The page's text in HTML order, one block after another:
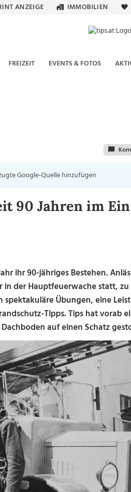
ANZEIGE IMMOBILIEN
FREIZEIT EVENTS & FOTOS
Google-Quelle hinzufügen
90 Jahren im
ihr 90-jähriges Bestehen.
in der Hauptfeuerwache statt,
Übungen, eine
Tipps. Tips hat vorab
auf einen Schatz